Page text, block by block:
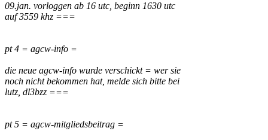
09.jan. vorloggen ab 16 utc, beginn 1630 utc
auf 3559 khz ===
pt 4 = agcw-info =
die neue agcw-info wurde verschickt = wer sie
noch nicht bekommen hat, melde sich bitte bei
lutz, dl3bzz ===
pt 5 = agcw-mitgliedsbeitrag =